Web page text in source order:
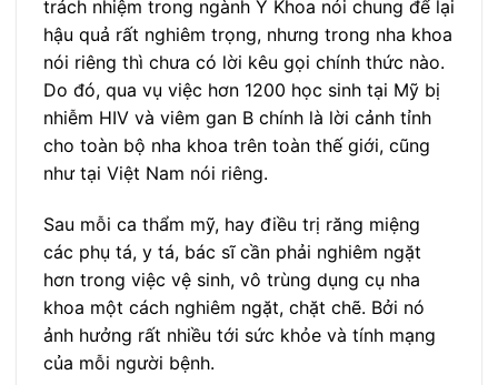
trách nhiệm trong ngành Y Khoa nói chung để lại
hậu quả rất nghiêm trọng, nhưng trong nha khoa
nói riêng thì chưa có lời kêu gọi chính thức nào.
Do đó, qua vụ việc hơn 1200 học sinh tại Mỹ bị
nhiễm HIV và viêm gan B chính là lời cảnh tỉnh
cho toàn bộ nha khoa trên toàn thế giới, cũng
như tại Việt Nam nói riêng.
Sau mỗi ca thẩm mỹ, hay điều trị răng miệng
các phụ tá, y tá, bác sĩ cần phải nghiêm ngặt
hơn trong việc vệ sinh, vô trùng dụng cụ nha
khoa một cách nghiêm ngặt, chặt chẽ. Bởi nó
ảnh hưởng rất nhiều tới sức khỏe và tính mạng
của mỗi người bệnh.